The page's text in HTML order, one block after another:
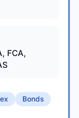
FCA,
Bonds